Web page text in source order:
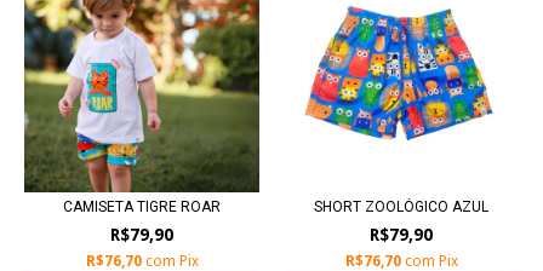
CAMISETA TIGRE ROAR
R$79,90
R$76,70 com Pix
SHORT ZOOLÓGICO AZUL
R$79,90
R$76,70 com Pix